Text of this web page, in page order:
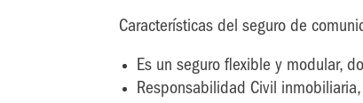
Características del seguro de
Es un seguro flexible y modular,
Responsabilidad Civil